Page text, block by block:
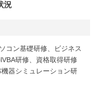
況
コン基礎研修、ビジネス
研修、資格取得研修
機器シミュレーション研